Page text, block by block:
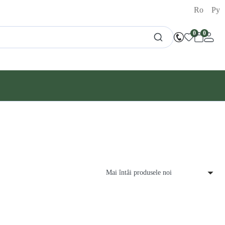
Ro Ру
0 0
Mai întâi produsele noi